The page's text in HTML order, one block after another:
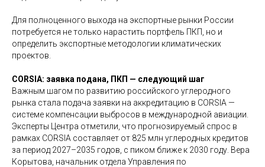
Для полноценного выхода на экспортные рынки России
потребуется не только нарастить портфель ПКП, но и
определить экспортные методологии климатических
проектов.
CORSIA: заявка подана, ПКП — следующий шаг
Важным шагом по развитию российского углеродного
рынка стала подача заявки на аккредитацию в CORSIA —
системе компенсации выбросов в международной авиации.
Эксперты Центра отметили, что прогнозируемый спрос в
рамках CORSIA составляет от 825 млн углеродных кредитов
за период 2027–2035 годов, с пиком ближе к 2030 году. Вера
Корытова, начальник отдела Управления по